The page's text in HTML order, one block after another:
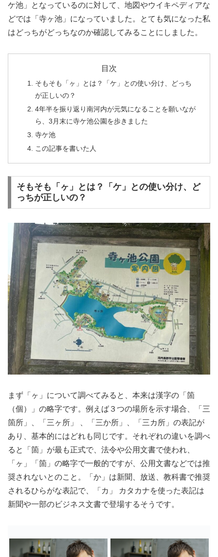
ケ池」となっているのに対して、地図やウイキペディアな
どでは「寺ヶ池」になっていました。とても気になった私
はどっちがどっちなのか確認してみることにしました。
目次
そもそも「ヶ」とは？「ケ」との使い分け、どっち
が正しいの？
4年半を振り返り南河内が元気になることを願いなが
ら、3月末に寺ケ池公園を歩きました
寺ケ池
この記事を書いた人
そもそも「ヶ」とは？「ケ」との使い分け、ど
っちが正しいの？
まず「ヶ」について調べてみると、本来は漢字の「箇
（個）」の略字です。例えば３つの場所を示す場合、「三
箇所」、「三ヶ所」 、「三か所」、「三カ所」の表記が
あり、基本的にはどれも同じです。それぞれの違いを調べ
ると「箇」が最も正式で、法令や公用文書で使われ、
「ヶ」「箇」の略字で一般的ですが、公用文書などでは推
奨されないとのこと。「か」は新聞、放送、教科書で推奨
されるひらがな表記で、「カ」 カタカナを使った表記は
新聞や一部のビジネス文書で登場するそうです。